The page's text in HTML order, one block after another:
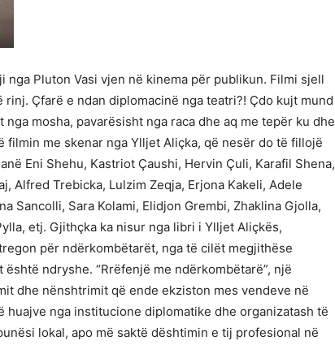
nga Pluton Vasi vjen në kinema për publikun. Filmi sjell
Çfarë e ndan diplomacinë nga teatri?! Çdo kujt mund
mosha, pavarësisht nga raca dhe aq me tepër ku dhe
filmin me skenar nga Ylljet Aliçka, që nesër do të fillojë
Eni Shehu, Kastriot Çaushi, Hervin Çuli, Karafil Shena,
Alfred Trebicka, Lulzim Zeqja, Erjona Kakeli, Adele
Sancolli, Sara Kolami, Elidjon Grembi, Zhaklina Gjolla,
etj. Gjithçka ka nisur nga libri i Ylljet Aliçkës,
për ndërkombëtarët, nga të cilët megjithëse
ndryshe. “Rrëfenjë me ndërkombëtarë”, një
dhe nënshtrimit që ende ekziston mes vendeve në
nga institucione diplomatike dhe organizatash të
lokal, apo më saktë dështimin e tij profesional në